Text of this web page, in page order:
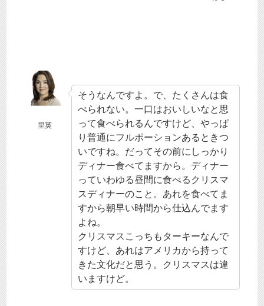
里英
そうなんですよ。で、たくさんは食
べられない。一口はおいしいなと思
って食べられるんですけど、やっぱ
り普通にフルポーションあるときつ
いですね。だってその前にしっかり
ディナー食べてますから。ディナー
っていわゆる昼間に食べるクリスマ
スディナーのこと。あれを食べてま
すから朝早い時間から仕込んでます
よね。
クリスマスこっちもターキーなんで
すけど、あれはアメリカから持って
きた文化だと思う。クリスマスは違
いますけど。